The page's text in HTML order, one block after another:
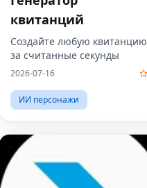
квитанций
Создайте любую квитанцию ​​
за считанные секунды
2026-07-16
ИИ персонажи